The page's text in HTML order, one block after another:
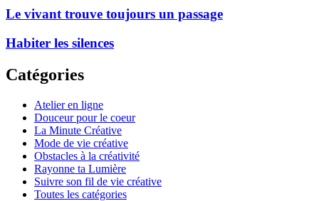
Le vivant trouve toujours un passage
Habiter les silences
Catégories
Atelier en ligne
Douceur pour le coeur
La Minute Créative
Mode de vie créative
Obstacles à la créativité
Rayonne ta Lumière
Suivre son fil de vie créative
Toutes les catégories